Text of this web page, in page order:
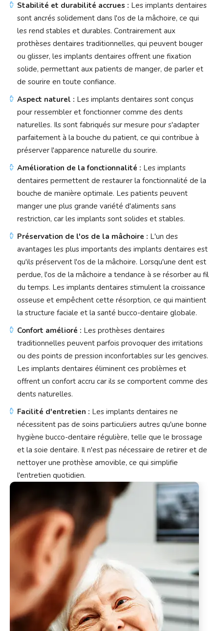
Stabilité et durabilité accrues : Les implants dentaires
sont ancrés solidement dans l'os de la mâchoire, ce qui
les rend stables et durables. Contrairement aux
prothèses dentaires traditionnelles, qui peuvent bouger
ou glisser, les implants dentaires offrent une fixation
solide, permettant aux patients de manger, de parler et
de sourire en toute confiance.
Aspect naturel : Les implants dentaires sont conçus
pour ressembler et fonctionner comme des dents
naturelles. Ils sont fabriqués sur mesure pour s'adapter
parfaitement à la bouche du patient, ce qui contribue à
préserver l'apparence naturelle du sourire.
Amélioration de la fonctionnalité : Les implants
dentaires permettent de restaurer la fonctionnalité de la
bouche de manière optimale. Les patients peuvent
manger une plus grande variété d'aliments sans
restriction, car les implants sont solides et stables.
Préservation de l'os de la mâchoire : L'un des
avantages les plus importants des implants dentaires est
qu'ils préservent l'os de la mâchoire. Lorsqu'une dent est
perdue, l'os de la mâchoire a tendance à se résorber au fil
du temps. Les implants dentaires stimulent la croissance
osseuse et empêchent cette résorption, ce qui maintient
la structure faciale et la santé bucco-dentaire globale.
Confort amélioré : Les prothèses dentaires
traditionnelles peuvent parfois provoquer des irritations
ou des points de pression inconfortables sur les gencives.
Les implants dentaires éliminent ces problèmes et
offrent un confort accru car ils se comportent comme des
dents naturelles.
Facilité d'entretien : Les implants dentaires ne
nécessitent pas de soins particuliers autres qu'une bonne
hygiène bucco-dentaire régulière, telle que le brossage
et la soie dentaire. Il n'est pas nécessaire de retirer et de
nettoyer une prothèse amovible, ce qui simplifie
l'entretien quotidien.